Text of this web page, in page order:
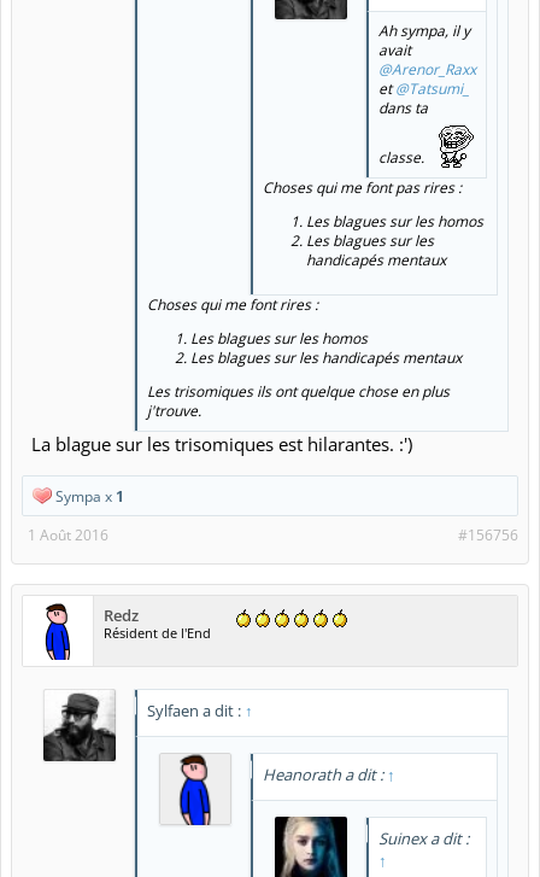
Ah sympa, il y
avait
@Arenor_Raxx
et@Tatsumi_
dans ta
classe.
Choses qui me font pas rires :
Les blagues sur les homos
Les blagues sur les
handicapés mentaux
Choses qui me font rires :
Les blagues sur les homos
Les blagues sur les handicapés mentaux
Les trisomiques ils ont quelque chose en plus
j'trouve.
La blague sur les trisomiques est hilarantes. :')
Sympa x 1
#156756
1 Août 2016
Redz
Résident de l'End
Sylfaen a dit : ↑
Heanorath a dit : ↑
Suinex a dit :
↑